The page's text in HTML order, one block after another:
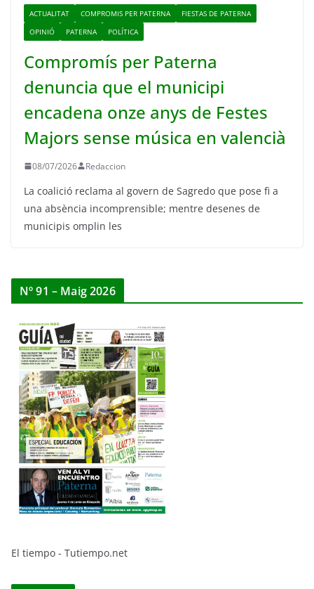
ACTUALITAT COMPROMIS PER PATERNA
FIESTAS DE PATERNA
OPINIÓ
PATERNA POLÍTICA
Compromís per Paterna
denuncia que el municipi
encadena onze anys de Festes
Majors sense música en valencià
08/07/2026 Redaccion
La coalició reclama al govern de Sagredo que pose fi a
una absència incomprensible; mentre desenes de
municipis omplin les
Nº 91 – Maig 2026
El tiempo - Tutiempo.net